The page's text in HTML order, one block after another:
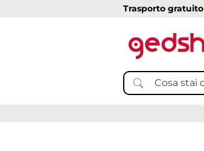
Trasporto gratuito